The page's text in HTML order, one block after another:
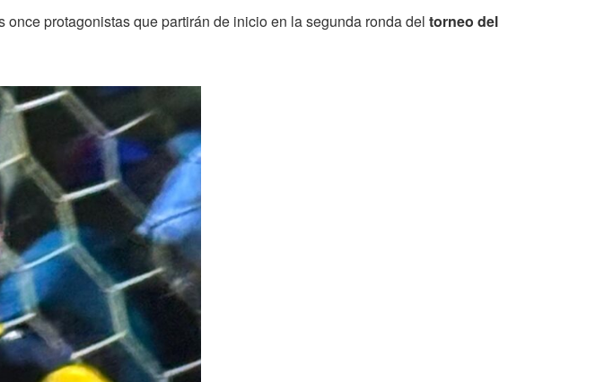
once protagonistas que partirán de inicio en la segunda ronda del torneo del